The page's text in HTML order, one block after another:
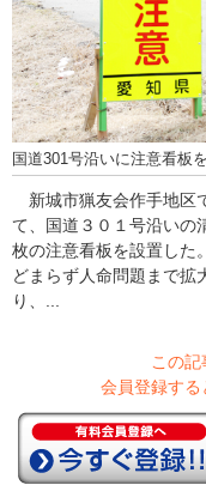
国道301号沿いに注意看板
新城市猟友会作手地区
て、国道３０１号沿いの
枚の注意看板を設置し
どまらず人命問題まで拡
り、...
この記
会員登録する